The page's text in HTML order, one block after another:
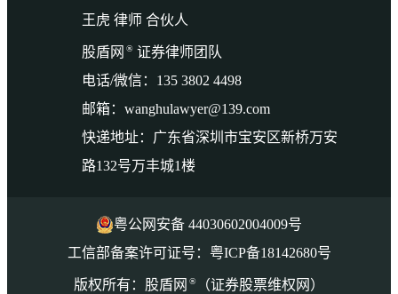
王虎 律师 合伙人
股盾网 ® 证券律师团队
电话/微信：135 3802 4498
邮箱：wanghulawyer@139.com
快递地址：广东省深圳市宝安区新桥万安
路132号万丰城1楼
粤公网安备 44030602004009号
工信部备案许可证号：粤ICP备18142680号
版权所有：股盾网 ® （证券股票维权网）